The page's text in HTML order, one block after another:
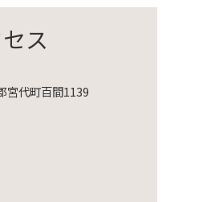
ス
宮代町百間1139